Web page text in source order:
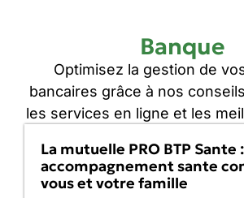
Banque
Optimisez la gestion de
bancaires grâce à nos
les services en ligne et les
La mutuelle PRO BTP Sante
accompagnement sante
vous et votre famille